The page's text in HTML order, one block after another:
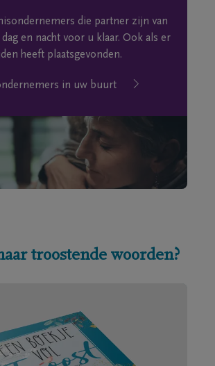
die partner zijn van
dag en nacht voor u klaar. Ook als er
heeft plaatsgevonden.
in uw buurt
troostende woorden?